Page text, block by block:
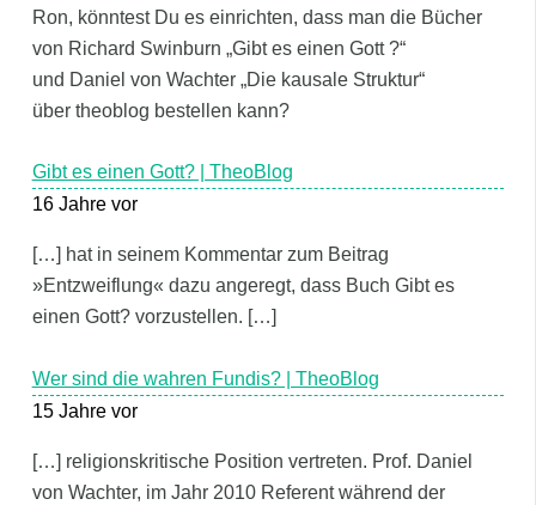
Ron, könntest Du es einrichten, dass man die Bücher
von Richard Swinburn „Gibt es einen Gott ?“
und Daniel von Wachter „Die kausale Struktur“
über theoblog bestellen kann?
Gibt es einen Gott? | TheoBlog
16 Jahre vor
[…] hat in seinem Kommentar zum Beitrag
»Entzweiflung« dazu angeregt, dass Buch Gibt es
einen Gott? vorzustellen. […]
Wer sind die wahren Fundis? | TheoBlog
15 Jahre vor
[…] religionskritische Position vertreten. Prof. Daniel
von Wachter, im Jahr 2010 Referent während der